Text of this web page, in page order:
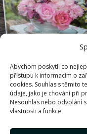
Abychom poskytli co
přístupu k informacím o
cookies. Souhlas s těmito
údaje, jako je chování při
Nesouhlas nebo odvolání
vlastnosti a funkce.
Dárkové přání
45,00Kč